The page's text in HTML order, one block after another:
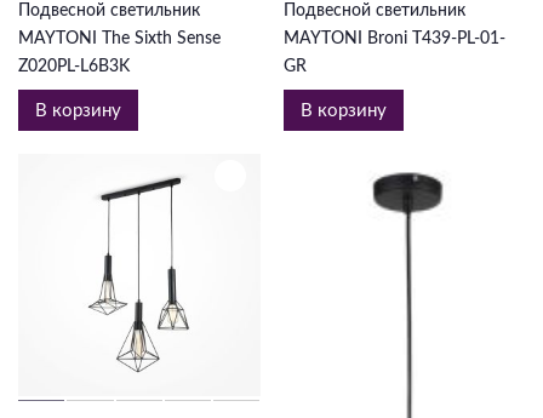
Подвесной светильник
MAYTONI The Sixth Sense
Z020PL-L6B3K
В корзину
Подвесной светильник
MAYTONI Broni T439-PL-01-
GR
В корзину